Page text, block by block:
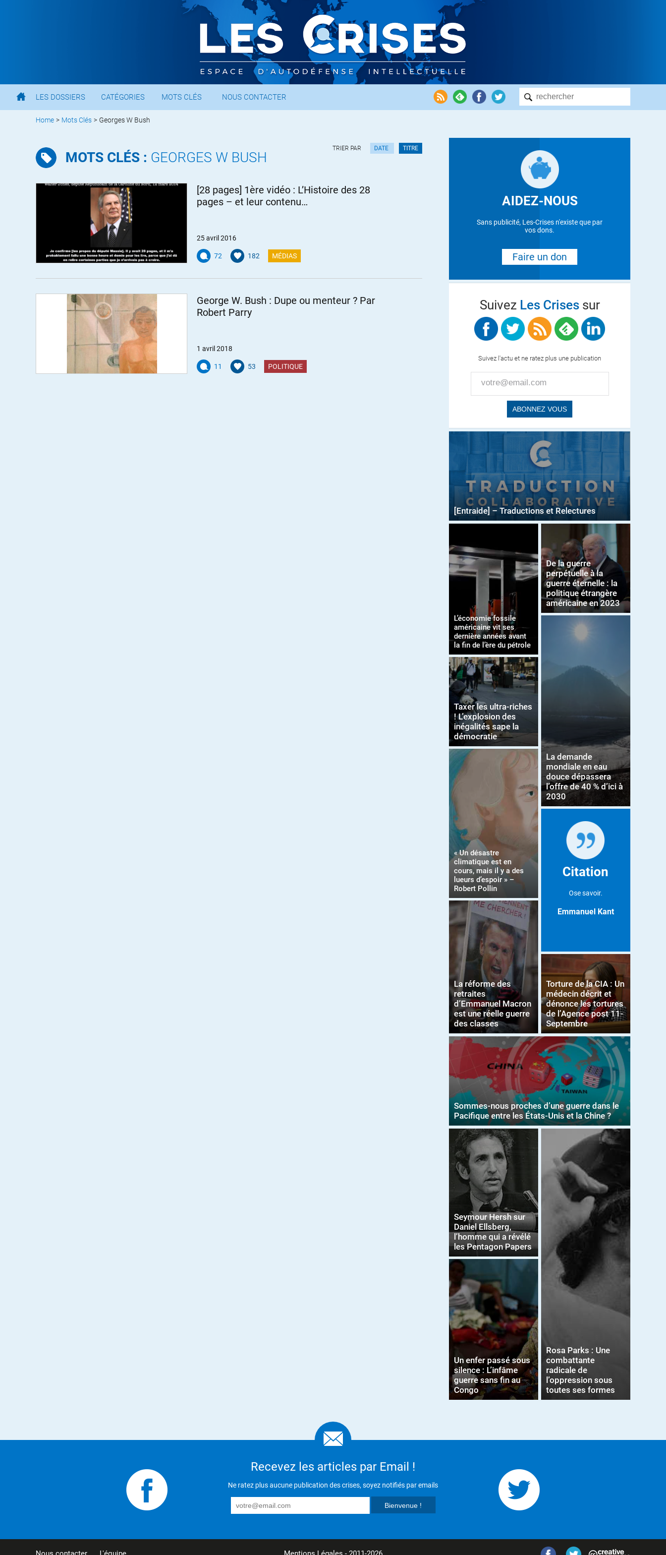
LES DOSSIERS CATÉGORIES MOTS CLÉS NOUS CONTACTER
Home > Mots Clés > Georges W Bush
MOTS CLÉS : GEORGES W BUSH
TRIER PAR DATE TITRE
[28 pages] 1ère vidéo : L’Histoire des 28
pages – et leur contenu…
25 avril 2016
72 182 MÉDIAS
George W. Bush : Dupe ou menteur ? Par
Robert Parry
1 avril 2018
11 53 POLITIQUE
AIDEZ-NOUS
Sans publicité, Les-Crises n'existe que par
vos dons.
Faire un don
Suivez Les Crisessur
Suivez l'actu et ne ratez plus une publication
[Entraide] – Traductions et Relectures
L’économie fossile
américaine vit ses
dernière années avant
la fin de l’ère du pétrole
Taxer les ultra-riches
! L’explosion des
inégalités sape la
démocratie
« Un désastre
climatique est en
cours, mais il y a des
lueurs d’espoir » –
Robert Pollin
La réforme des
retraites
d’Emmanuel Macron
est une réelle guerre
des classes
De la guerre
perpétuelle à la
guerre éternelle : la
politique étrangère
américaine en 2023
La demande
mondiale en eau
douce dépassera
l’offre de 40 % d’ici à
2030
Citation
Ose savoir.
Emmanuel Kant
Torture de la CIA : Un
médecin décrit et
dénonce les tortures
de l’Agence post 11-
Septembre
Sommes-nous proches d’une guerre dans le
Pacifique entre les États-Unis et la Chine ?
Seymour Hersh sur
Daniel Ellsberg,
l’homme qui a révélé
les Pentagon Papers
Un enfer passé sous
silence : L’infâme
guerre sans fin au
Congo
Rosa Parks : Une
combattante
radicale de
l’oppression sous
toutes ses formes
Recevez les articles par Email !
Ne ratez plus aucune publication des crises, soyez notifiés par emails